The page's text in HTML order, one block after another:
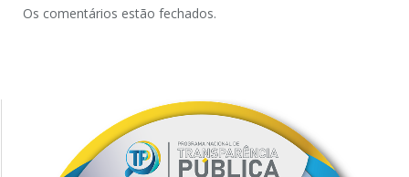
Os comentários estão fechados.